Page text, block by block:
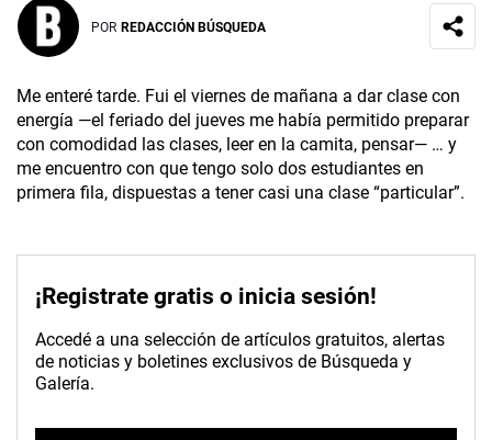
POR REDACCIÓN BÚSQUEDA
Me enteré tarde. Fui el viernes de mañana a dar clase con
energía —el feriado del jueves me había permitido preparar
con comodidad las clases, leer en la camita, pensar— … y
me encuentro con que tengo solo dos estudiantes en
primera fila, dispuestas a tener casi una clase “particular”.
¡Registrate gratis o inicia sesión!
Accedé a una selección de artículos gratuitos, alertas
de noticias y boletines exclusivos de Búsqueda y
Galería.